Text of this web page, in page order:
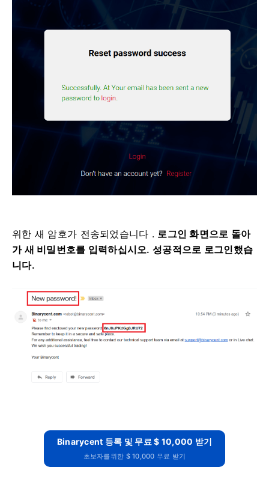
위한 새 암호가 전송되었습니다 . 로그인 화면으로 돌아
가 새 비밀번호를 입력하십시오.성공적으로 로그인했습
니다.
Binarycent 등록 및 무료 $ 10,000 받기
초보자를위한 $ 10,000 무료 받기